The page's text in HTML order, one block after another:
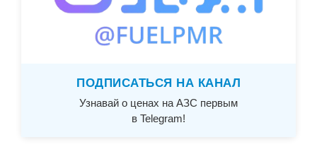
ПОДПИСАТЬСЯ НА КАНАЛ
Узнавай о ценах на АЗС первым
в Telegram!